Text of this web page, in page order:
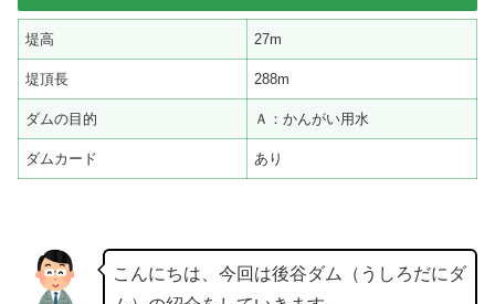
堤高 27m
堤頂長 288m
ダムの目的 Ａ：かんがい用水
ダムカード あり
こんにちは、今回は後谷ダム（うしろだにダ